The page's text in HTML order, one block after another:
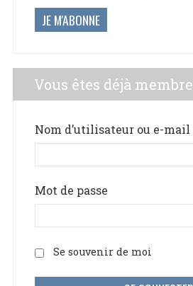
JE M'ABONNE
Vous êtes déjà membre
Nom d’utilisateur ou e-mail
Mot de passe
Se souvenir de moi